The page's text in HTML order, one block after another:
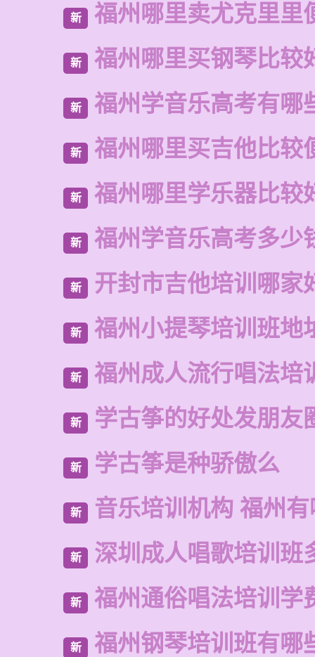
新 福州哪里卖尤克里里
新 福州哪里买钢琴比较
新 福州学音乐高考有哪
新 福州哪里买吉他比较
新 福州哪里学乐器比较
新 福州学音乐高考多少
新 开封市吉他培训哪家
新 福州小提琴培训班地
新 福州成人流行唱法培
新 学古筝的好处发朋友
新 学古筝是种骄傲么
新 音乐培训机构 福州
新 深圳成人唱歌培训班
新 福州通俗唱法培训学
新 福州钢琴培训班有哪